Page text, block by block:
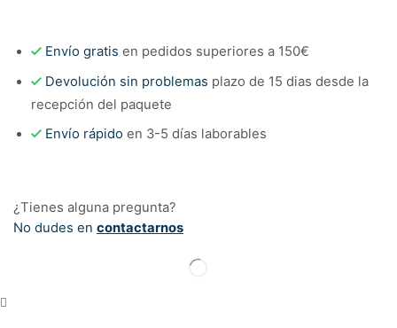
Envío gratis en pedidos superiores a 150€
Devolución sin problemas plazo de 15 dias desde la
recepción del paquete
Envío rápido en 3-5 días laborables
¿Tienes alguna pregunta?
No dudes en contactarnos